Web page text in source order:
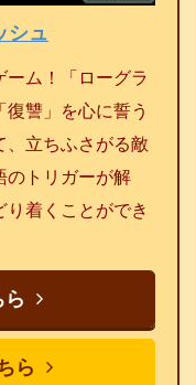
シュ
ム！「ローグラ
讐」を心に誓う
、立ちふさがる敵
のトリガーが解
着くことができ
ら